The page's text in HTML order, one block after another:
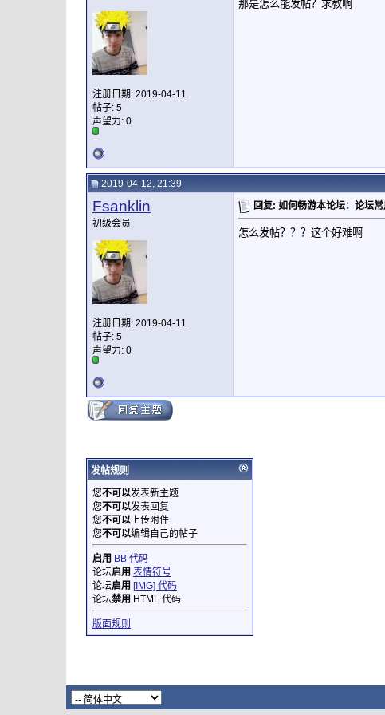
注册日期: 2019-04-11
帖子: 5
声望力: 0
那是怎么能发帖？求教啊
2019-04-12, 21:39
Fsanklin
初级会员
注册日期: 2019-04-11
帖子: 5
声望力: 0
回复: 如何畅游本论坛：论坛常
怎么发帖？？？这个好难啊
发帖规则
您不可以发表新主题
您不可以发表回复
您不可以上传附件
您不可以编辑自己的帖子
启用 BB 代码
论坛启用 表情符号
论坛启用 [IMG] 代码
论坛禁用 HTML 代码
版面规则